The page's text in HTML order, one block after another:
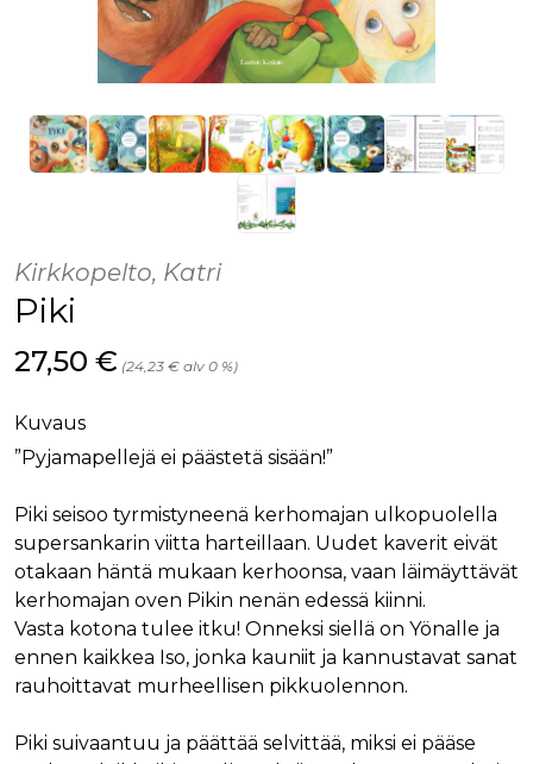
Kirkkopelto, Katri
Piki
Hinta nyt
27,50 € (24,23 € alv 0 %)
Kuvaus
”Pyjamapellejä ei päästetä sisään!”
Piki seisoo tyrmistyneenä kerhomajan ulkopuolella
supersankarin viitta harteillaan. Uudet kaverit eivät
otakaan häntä mukaan kerhoonsa, vaan läimäyttävät
kerhomajan oven Pikin nenän edessä kiinni.
Vasta kotona tulee itku! Onneksi siellä on Yönalle ja
ennen kaikkea Iso, jonka kauniit ja kannustavat sanat
rauhoittavat murheellisen pikkuolennon.
Piki suivaantuu ja päättää selvittää, miksi ei pääse